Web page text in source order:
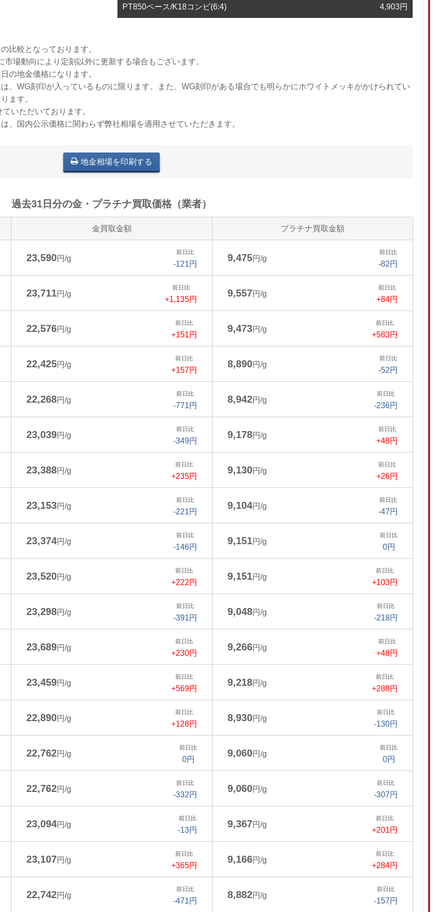
PT850ベース/K18コンビ(6:4) 4,903円
比較となっております。
場動向により定刻以外に更新する場合もございます。
の地金価格になります。
、WG刻印が入っているものに限ります。また、WG刻印がある場合でも明らかにホワイトメッキがかけられてい
ます。
いただいております。
、国内公示価格に関わらず弊社相場を適用させていただきます。
地金相場を印刷する
過去31日分の金・プラチナ買取価格（業者）
金買取金額 プラチナ買取金額
23,590円/g
前日比
-121円
9,475円/g
前日比
-82円
23,711円/g
前日比
+1,135円
9,557円/g
前日比
+84円
22,576円/g
前日比
+151円
9,473円/g
前日比
+583円
22,425円/g
前日比
+157円
8,890円/g
前日比
-52円
22,268円/g
前日比
-771円
8,942円/g
前日比
-236円
23,039円/g
前日比
-349円
9,178円/g
前日比
+48円
23,388円/g
前日比
+235円
9,130円/g
前日比
+26円
23,153円/g
前日比
-221円
9,104円/g
前日比
-47円
23,374円/g
前日比
-146円
9,151円/g
前日比
0円
23,520円/g
前日比
+222円
9,151円/g
前日比
+103円
23,298円/g
前日比
-391円
9,048円/g
前日比
-218円
23,689円/g
前日比
+230円
9,266円/g
前日比
+48円
23,459円/g
前日比
+569円
9,218円/g
前日比
+288円
22,890円/g
前日比
+128円
8,930円/g
前日比
-130円
22,762円/g
前日比
0円
9,060円/g
前日比
0円
22,762円/g
前日比
-332円
9,060円/g
前日比
-307円
23,094円/g
前日比
-13円
9,367円/g
前日比
+201円
23,107円/g
前日比
+365円
9,166円/g
前日比
+284円
22,742円/g
前日比
-471円
8,882円/g
前日比
-157円